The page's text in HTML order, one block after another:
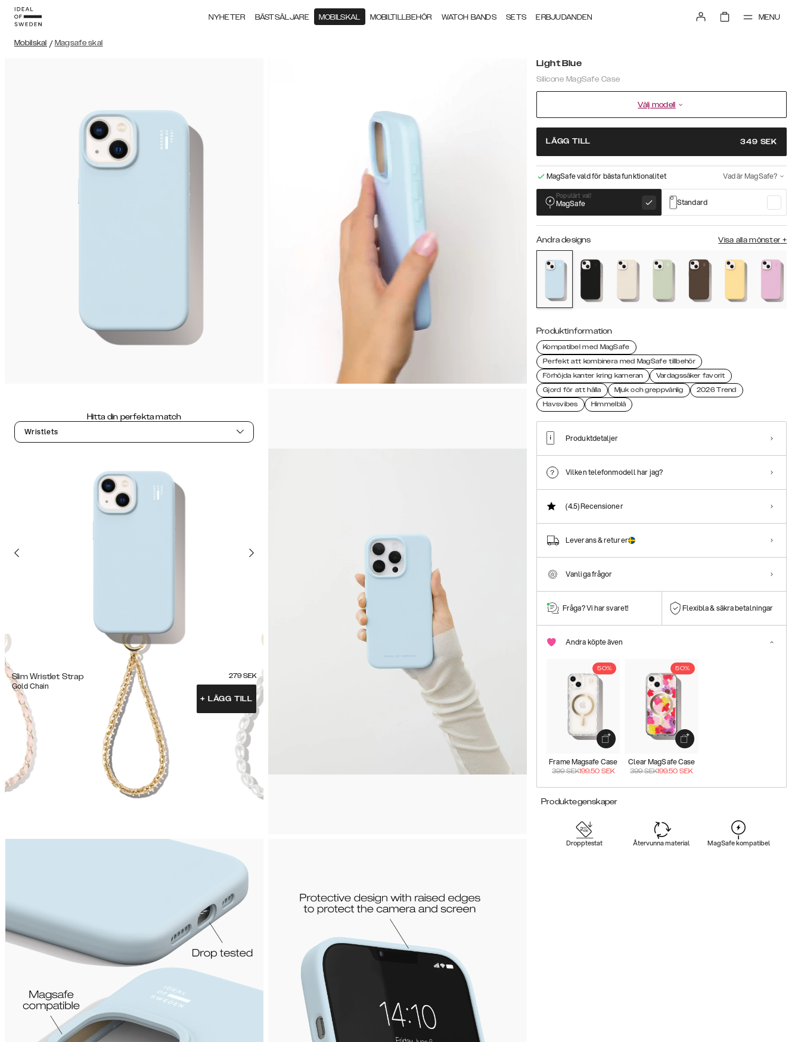
NYHETER BÄSTSÄLJARE MOBILSKAL MOBILTILLBEHÖR WATCH BANDS SETS ERBJUDANDEN MENU
Mobilskal / Magsafe skal
Hitta din perfekta match
Wristlets
Slim Wristlet Strap
Gold Chain
279 SEK
+ LÄGG TILL
Light Blue
Silicone MagSafe Case
Välj modell
LÄGG TILL 349 SEK
MagSafe vald för bästa funktionalitet Vad är MagSafe?
Populärt val!
MagSafe Standard
Andra designs Visa alla mönster +
Produktinformation
Kompatibel med MagSafe
Perfekt att kombinera med MagSafe tillbehör
Förhöjda kanter kring kameran
Vardagssäker favorit
Gjord för att hålla
Mjuk och greppvänlig
2026 Trend
Havsvibes
Himmelblå
Produktdetaljer
Vilken telefonmodell har jag?
(4.5)Recensioner
Leverans & returer
Vanliga frågor
Fråga? Vi har svaret! Flexibla & säkra betalningar
Andra köpte även
50%
Frame Magsafe Case
399SEK199.50 SEK
50%
Clear MagSafe Case
399SEK199.50 SEK
Produktegenskaper
Dropptestat Återvunna material MagSafe kompatibel